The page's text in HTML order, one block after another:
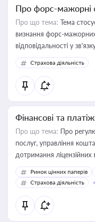
Про форс-мажорні
Про що тема: Тема
визнання форс-мажорних
відповідальності у
Страхова діяльність
Фінансові та
Про що тема: Про
послуг, управління коштами, приймання платежів та
дотримання ліцензійних
Ринок цінних паперів
Страхова діяльність